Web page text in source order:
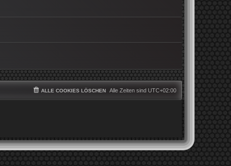
Alle Zeiten sind UTC+02:00
ALLE COOKIES LÖSCHEN